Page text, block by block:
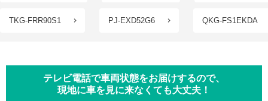
TKG-FRR90S1 PJ-EXD52G6 QKG-FS1EKDA
テレビ電話で車両状態をお届けするので、
現地に車を見に来なくても大丈夫！